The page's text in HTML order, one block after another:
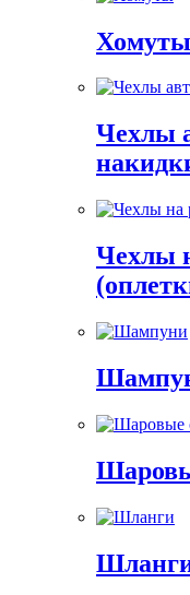
Хомуты
Чехлы
Чехлы